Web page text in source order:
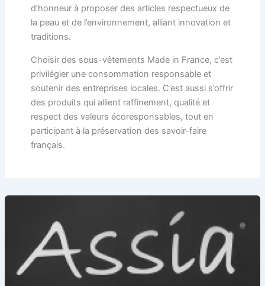
d’honneur à proposer des articles respectueux de
la peau et de l’environnement, alliant innovation et
traditions.
Choisir des sous-vêtements Made in France, c’est
privilégier une consommation responsable et
soutenir des entreprises locales. C’est aussi s’offrir
des produits qui allient raffinement, qualité et
respect des valeurs écoresponsables, tout en
participant à la préservation des savoir-faire
français.